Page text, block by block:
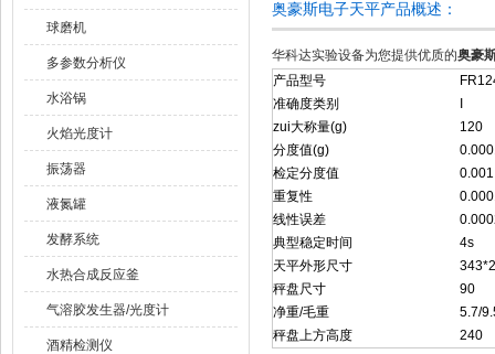
球磨机
多参数分析仪
水浴锅
火焰光度计
振荡器
液氮罐
发酵系统
水热合成反应釜
气溶胶发生器/光度计
酒精检测仪
奥豪斯电子天平产品概述：
华科达实验设备为您提供优质的奥豪
产品型号
准确度类别
zui大称量(g)
120
分度值(g)
检定分度值
0.001
重复性
线性误差
典型稳定时间
4s
天平外形尺寸
秤盘尺寸
90
净重/毛重
5.7/
秤盘上方高度
240